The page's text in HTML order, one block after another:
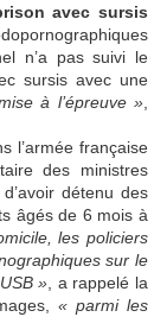
avec sursis
n’a pas suivi le
sursis avec une
à l’épreuve »
l’armée française
des ministres
détenu des
âgés de 6 mois à
les policiers
sur le
» , a rappelé la
« parmi les